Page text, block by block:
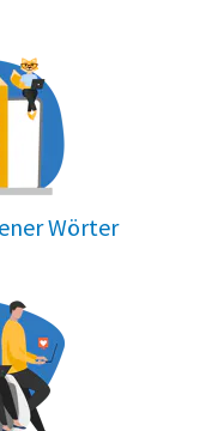
Wörter